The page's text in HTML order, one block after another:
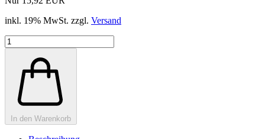
inkl. 19% MwSt. zzgl. Versand
In den Warenkorb